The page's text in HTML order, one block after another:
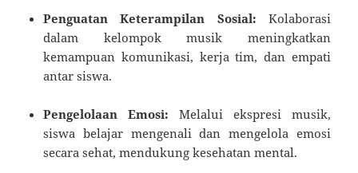
Penguatan Keterampilan Sosial: Kolaborasi
dalam kelompok musik meningkatkan
kemampuan komunikasi, kerja tim, dan empati
antar siswa.
Pengelolaan Emosi: Melalui ekspresi musik,
siswa belajar mengenali dan mengelola emosi
secara sehat, mendukung kesehatan mental.